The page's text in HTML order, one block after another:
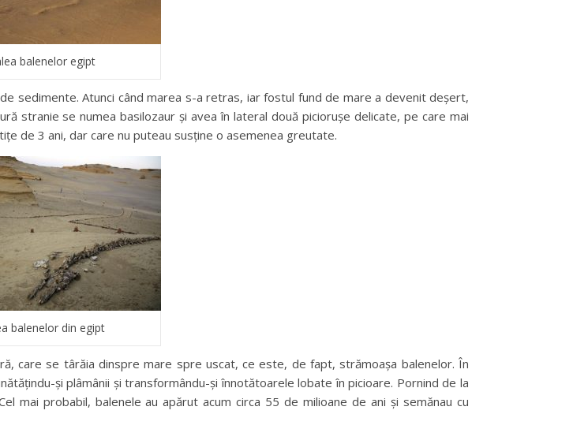
balenelor egipt
sedimente. Atunci când marea s-a retras, iar fostul fund de mare a devenit deșert,
stranie se numea basilozaur și avea în lateral două piciorușe delicate, pe care mai
de 3 ani, dar care nu puteau susține o asemenea greutate.
balenelor din egipt
care se târăia dinspre mare spre uscat, ce este, de fapt, strămoașa balenelor. În
și plâmânii și transformându-și înnotătoarele lobate în picioare. Pornind de la
mai probabil, balenele au apărut acum circa 55 de milioane de ani și semănau cu